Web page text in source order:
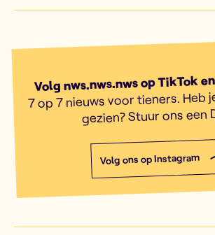
Volg nws.nws.nws op TikTok
7 op 7 nieuws voor tieners. Heb
gezien? Stuur ons een
Volg ons op Instagram